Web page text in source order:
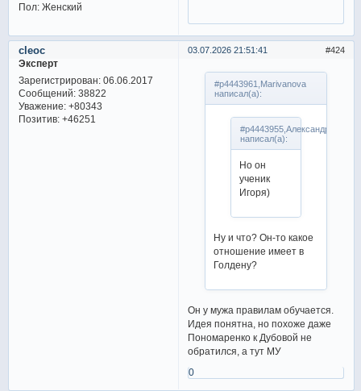
Пол:Женский
424
03.07.2026 21:51:41
cleoc
Эксперт
Зарегистрирован: 06.06.2017
Сообщений:38822
Уважение: +80343
Позитив: +46251
#p4443961,Marivanova
написал(а):
#p4443955,Александра
написал(а):
Но он
ученик
Игоря)
Ну и что? Он-то какое
отношение имеет в
Голдену?
Он у мужа правилам обучается.
Идея понятна, но похоже даже
Пономаренко к Дубовой не
обратился, а тут МУ
0